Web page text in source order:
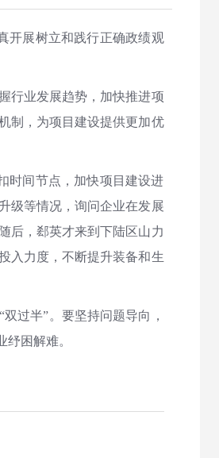
开展树立和践行正确政绩观
行业发展趋势，加快推进项
制，为项目建设提供更加优
时间节点，加快项目建设进
级等情况，询问企业在发展
后，郄英才来到下陆区山力
入力度，不断提升装备和生
过半”。要坚持问题导向，
困解难。